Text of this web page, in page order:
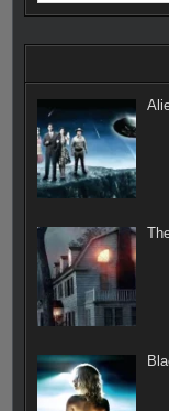
o
o
k
g
r
a
m
r
e
s
t